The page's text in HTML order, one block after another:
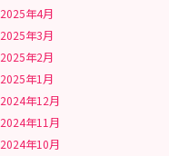
2025年4月
2025年3月
2025年2月
2025年1月
2024年12月
2024年11月
2024年10月